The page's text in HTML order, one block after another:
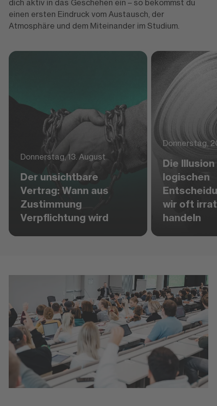
dich aktiv in das Geschehen ein – so bekommst du
einen ersten Eindruck vom Austausch, der
Atmosphäre und dem Miteinander im Studium.
Donnerstag, 13. August
Der unsichtbare
Vertrag: Wann aus
Zustimmung
Verpflichtung wird
Donnerstag,
Die
logischen
wir oft
handeln